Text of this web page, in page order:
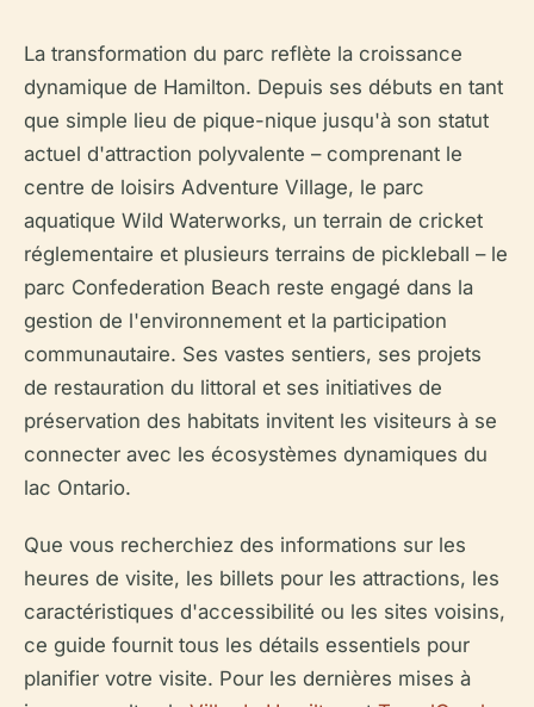
La transformation du parc reflète la croissance
dynamique de Hamilton. Depuis ses débuts en tant
que simple lieu de pique-nique jusqu'à son statut
actuel d'attraction polyvalente – comprenant le
centre de loisirs Adventure Village, le parc
aquatique Wild Waterworks, un terrain de cricket
réglementaire et plusieurs terrains de pickleball – le
parc Confederation Beach reste engagé dans la
gestion de l'environnement et la participation
communautaire. Ses vastes sentiers, ses projets
de restauration du littoral et ses initiatives de
préservation des habitats invitent les visiteurs à se
connecter avec les écosystèmes dynamiques du
lac Ontario.
Que vous recherchiez des informations sur les
heures de visite, les billets pour les attractions, les
caractéristiques d'accessibilité ou les sites voisins,
ce guide fournit tous les détails essentiels pour
planifier votre visite. Pour les dernières mises à